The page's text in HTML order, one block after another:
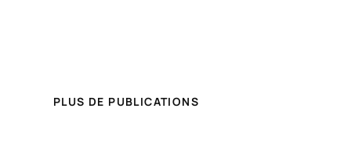
PLUS DE PUBLICATIONS